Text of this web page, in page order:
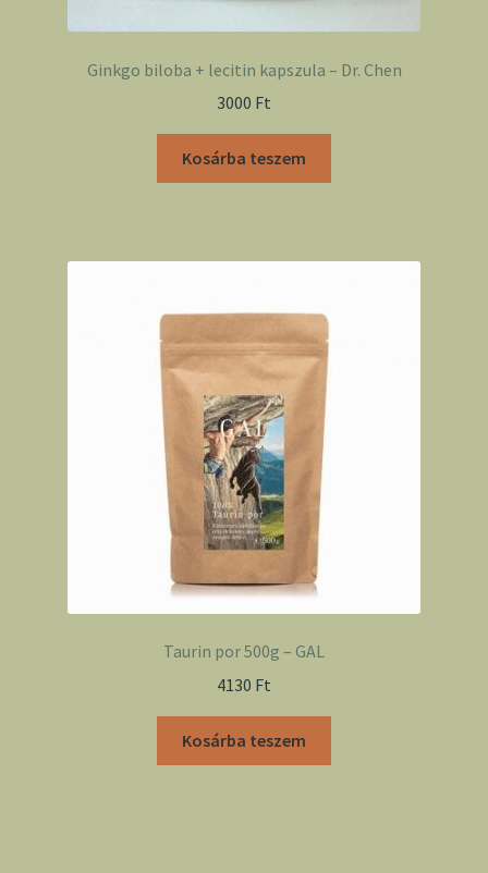
Ginkgo biloba + lecitin kapszula – Dr. Chen
3000 Ft
Kosárba teszem
Taurin por 500g – GAL
4130 Ft
Kosárba teszem